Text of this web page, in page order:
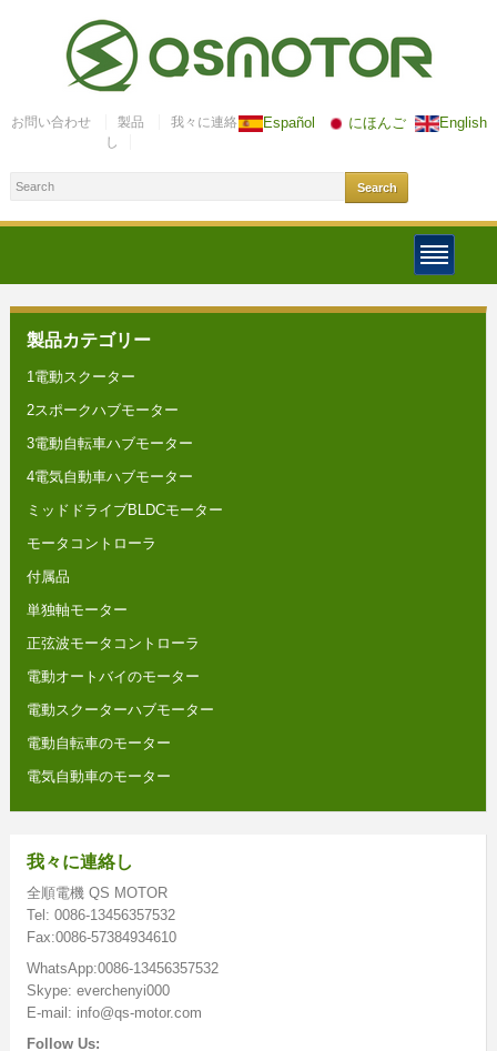
Español にほんご English
お問い合わせ 製品
我々に連絡
し
製品カテゴリー
1電動スクーター
2スポークハブモーター
3電動自転車ハブモーター
4電気自動車ハブモーター
ミッドドライブBLDCモーター
モータコントローラ
付属品
単独軸モーター
正弦波モータコントローラ
電動オートバイのモーター
電動スクーターハブモーター
電動自転車のモーター
電気自動車のモーター
我々に連絡し
全順電機 QS MOTOR
Tel: 0086-13456357532
Fax:0086-57384934610
WhatsApp:0086-13456357532
Skype: everchenyi000
E-mail: info@qs-motor.com
Follow Us: